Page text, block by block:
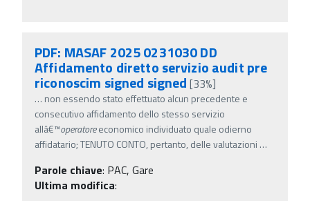
PDF: MASAF 2025 0231030 DD
Affidamento diretto servizio audit pre
riconoscim signed signed [33%]
… non essendo stato effettuato alcun precedente e
consecutivo affidamento dello stesso servizio
allâ€™operatoreeconomico individuato quale odierno
affidatario; TENUTO CONTO, pertanto, delle valutazioni …
Parole chiave: PAC, Gare
Ultima modifica: